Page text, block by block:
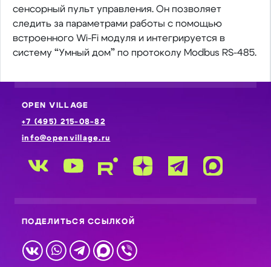
сенсорный пульт управления. Он позволяет
следить за параметрами работы с помощью
встроенного Wi-Fi модуля и интегрируется в
систему “Умный дом” по протоколу Modbus RS-485.
OPEN VILLAGE
+7 (495) 215-08-82
info@openvillage.ru
ПОДЕЛИТЬСЯ ССЫЛКОЙ